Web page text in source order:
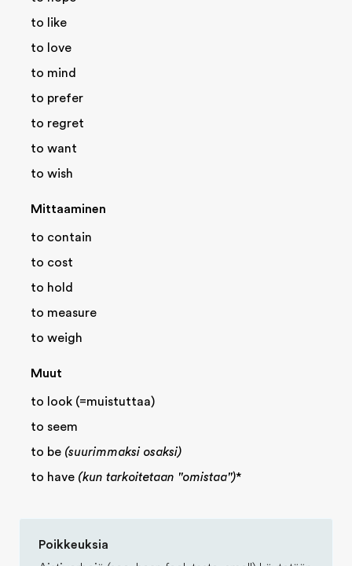
to like
to love
to mind
to prefer
to regret
to want
to wish
Mittaaminen
to contain
to cost
to hold
to measure
to weigh
Muut
to look (=muistuttaa)
to seem
to be (suurimmaksi osaksi)
to have (kun tarkoitetaan "omistaa")*
Poikkeuksia